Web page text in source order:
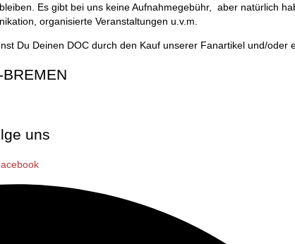
Es gibt bei uns keine Aufnahmegebühr, aber natürlich
organisierte Veranstaltungen u.v.m.
Du Deinen DOC durch den Kauf unserer Fanartikel und/oder
BREMEN
uns